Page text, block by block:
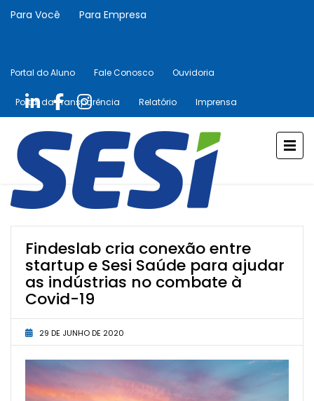
Para Você Para Empresa
Portal do Aluno Fale Conosco Ouvidoria
Portal da Transparência Relatório Imprensa
Findeslab cria conexão entre
startup e Sesi Saúde para ajudar
as indústrias no combate à
Covid-19
29 DE JUNHO DE 2020